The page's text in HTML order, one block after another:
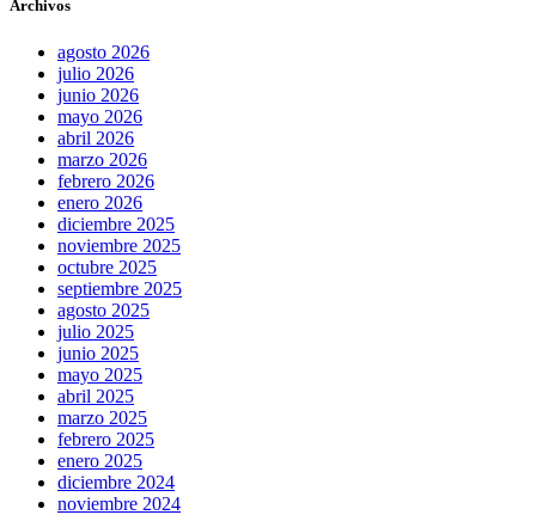
Archivos
agosto 2026
julio 2026
junio 2026
mayo 2026
abril 2026
marzo 2026
febrero 2026
enero 2026
diciembre 2025
noviembre 2025
octubre 2025
septiembre 2025
agosto 2025
julio 2025
junio 2025
mayo 2025
abril 2025
marzo 2025
febrero 2025
enero 2025
diciembre 2024
noviembre 2024